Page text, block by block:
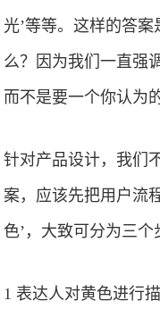
光’等等。这样的答
么？因为我们一直强
而不是要一个你认为
针对产品设计，我们
案，应该先把用户流
色’，大致可分为三个
1 表达人对黄色进行